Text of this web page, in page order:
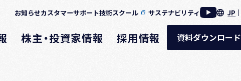
お知らせカスタマーサポート技術スクール サステナビリティ JP
株主・投資家情報 採用情報 資料ダウンロード